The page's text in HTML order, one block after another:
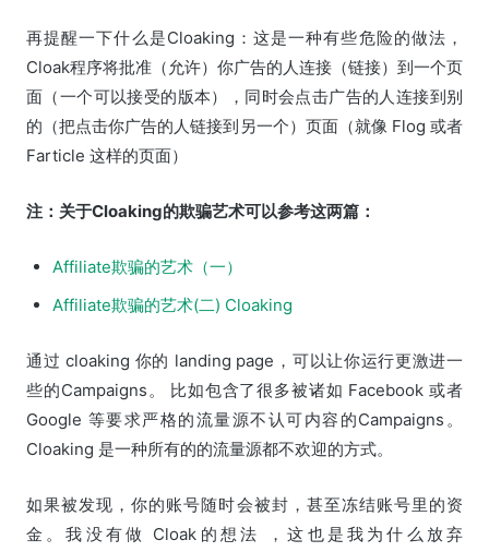
再提醒一下什么是Cloaking：这是一种有些危险的做法，
Cloak程序将批准（允许）你广告的人连接（链接）到一个页
面（一个可以接受的版本），同时会点击广告的人连接到别
的（把点击你广告的人链接到另一个）页面（就像 Flog 或者
Farticle 这样的页面）
注：关于Cloaking的欺骗艺术可以参考这两篇：
Affiliate欺骗的艺术（一）
Affiliate欺骗的艺术(二) Cloaking
通过 cloaking 你的 landing page，可以让你运行更激进一
些的Campaigns。 比如包含了很多被诸如 Facebook 或者
Google 等要求严格的流量源不认可内容的Campaigns。
Cloaking 是一种所有的的流量源都不欢迎的方式。
如果被发现，你的账号随时会被封，甚至冻结账号里的资
金。我没有做 Cloak的想法 ，这也是我为什么放弃